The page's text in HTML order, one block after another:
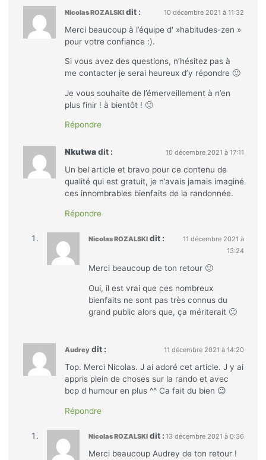
Nicolas ROZALSKI dit : 10 décembre 2021 à 11:32
Merci beaucoup à l’équipe d' »habitudes-zen »
pour votre confiance :).
Si vous avez des questions, n’hésitez pas à
me contacter je serai heureux d’y répondre 🙂
Je vous souhaite de l’émerveillement à n’en
plus finir ! à bientôt ! 🙂
Répondre
Nkutwa dit : 10 décembre 2021 à 17:11
Un bel article et bravo pour ce contenu de
qualité qui est gratuit, je n’avais jamais imaginé
ces innombrables bienfaits de la randonnée.
Répondre
Nicolas ROZALSKI dit :
11 décembre 2021 à
13:24
Merci beaucoup de ton retour 🙂
Oui, il est vrai que ces nombreux
bienfaits ne sont pas très connus du
grand public alors que, ça mériterait 🙂
Audrey dit : 11 décembre 2021 à 14:20
Top. Merci Nicolas. J ai adoré cet article. J y ai
appris plein de choses sur la rando et avec
bcp d humour en plus ^^ Ca fait du bien 😉
Répondre
Nicolas ROZALSKI dit : 13 décembre 2021 à 0:36
Merci beaucoup Audrey de ton retour !